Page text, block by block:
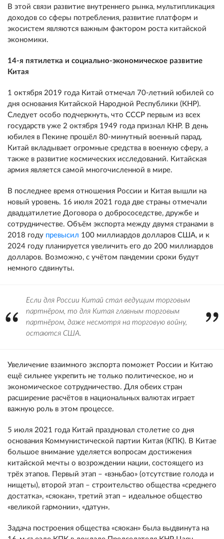
В этой связи развитие внутреннего рынка, мультипликация
доходов со сферы потребления, развитие платформ и
экосистем являются важным фактором роста китайской
экономики.
14-я пятилетка и социально-экономическое развитие
Китая
1 октября 2019 года Китай отмечал 70-летний юбилей со
дня основания Китайской Народной Республики (КНР).
Следует особо подчеркнуть, что СССР первым из всех
государств уже 2 октября 1949 года признал КНР. В день
юбилея в Пекине прошёл 80-минутный военный парад.
Китай вкладывает огромные средства в военную сферу, а
также в развитие космических исследований. Китайская
армия является самой многочисленной в мире.
В последнее время отношения России и Китая вышли на
новый уровень. 16 июля 2021 года две страны отмечали
двадцатилетие Договора о добрососедстве, дружбе и
сотрудничестве. Объём экспорта между двумя странами в
2018 году превысил 100 миллиардов долларов США, и к
2024 году планируется увеличить его до 200 миллиардов
долларов. Возможно, с учётом пандемии сроки будут
немного сдвинуты.
Если для России Китай стал ведущим торговым
партнёром, то для Китая главным торговым
партнёром, даже несмотря на торговую войну,
остаются США.
Увеличение взаимного экспорта поможет России и Китаю
ещё сильнее укрепить не только политическое, но и
экономическое сотрудничество. Для обеих стран
расширение расчётов в национальных валютах играет
важную роль в этом процессе.
5 июля 2021 года Китай праздновал столетие со дня
основания Коммунистической партии Китая (КПК). В Китае
большое внимание уделяется вопросам достижения
китайской мечты о возрождении нации, состоящего из
трёх этапов. Первый этап – «вэньбао» (отсутствие голода и
нищеты), второй этап – строительство общества «среднего
достатка», «сяокан», третий этап – идеальное общество
«великой гармонии», «датун».
Задача построения общества «сяокан» была выдвинута на